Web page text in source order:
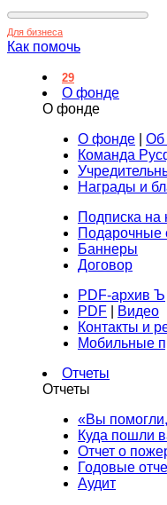
Для бизнеса
Как помочь
29
О фонде
О фонде
О фонде
Об
Команда
Награды и
Подписка на
Подарочные
Баннеры
Договор
PDF-архив Ъ
PDF
Видео
Контакты и
Мобильные
Отчеты
Отчеты
«Вы
Куда пошли
Отчет о
Годовые
Аудит